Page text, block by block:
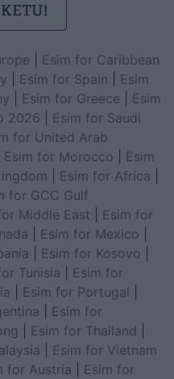
Esim for Caribbean
Esim for Spain
Esim
Esim for Greece
Esim
2026
Esim for Saudi
for United Arab
Esim for Morocco
Esim
Esim for Africa
for GCC Gulf
Middle East
Esim for
Esim for Mexico
Esim for Kosovo
Tunisia
Esim for
Esim for Portugal
Esim for
Esim for Thailand
Esim for Vietnam
for Austria
Esim for